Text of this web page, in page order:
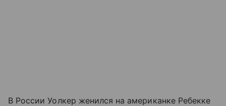
В России Уолкер женился на американке Ребекке